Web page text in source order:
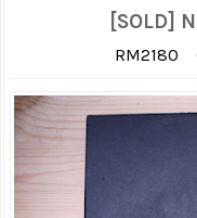
[SOLD]
RM2180